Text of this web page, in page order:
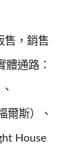
售，銷售
體通路：
爾斯）、
House